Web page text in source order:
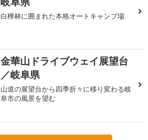
白樺林に囲まれた本格オートキャンプ場
金華山ドライブウェイ展望台
／岐阜県
山道の展望台から四季折々に移り変わる岐
阜市の風景を望む